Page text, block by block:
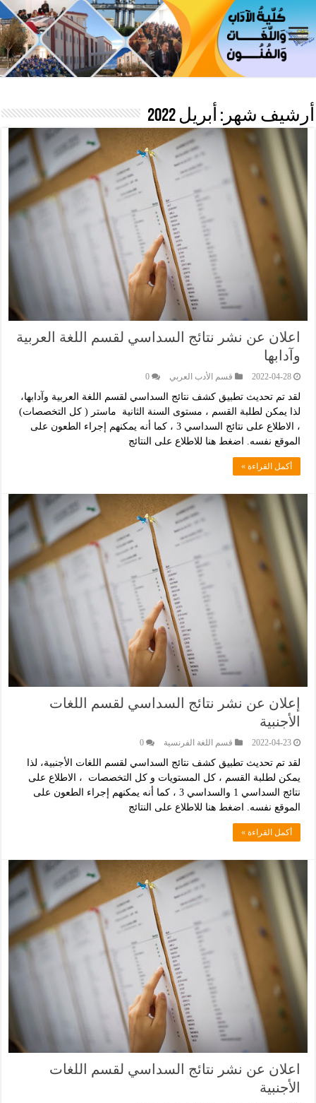
أرشيف شهر: أبريل 2022
اعلان عن نشر نتائج السداسي لقسم اللغة العربية
وآدابها
2022-04-28 قسم اﻷدب العربي 0
لقد تم تحديث تطبيق كشف نتائج السداسي لقسم اللغة العربية وآدابها،
لذا يمكن لطلبة القسم ، مستوى السنة الثانية ماستر ( كل التخصصات)
، الاطلاع على نتائج السداسي 3 ، كما أنه يمكنهم إجراء الطعون على
الموقع نفسه. اضغط هنا للاطلاع على النتائج
أكمل القراءة »
إعلان عن نشر نتائج السداسي لقسم اللغات
اﻷجنبية
2022-04-23 قسم اللغة الفرنسية 0
لقد تم تحديث تطبيق كشف نتائج السداسي لقسم اللغات اﻷجنبية، لذا
يمكن لطلبة القسم ، كل المستويات و كل التخصصات ، الاطلاع على
نتائج السداسي 1 والسداسي 3 ، كما أنه يمكنهم إجراء الطعون على
الموقع نفسه. اضغط هنا للاطلاع على النتائج
أكمل القراءة »
اعلان عن نشر نتائج السداسي لقسم اللغات
اﻷجنبية